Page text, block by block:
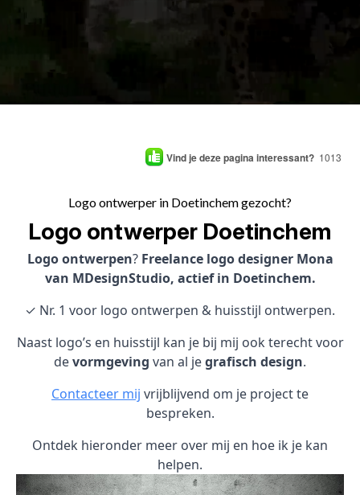
Vind je deze pagina interessant? 1013
Logo ontwerper in Doetinchem gezocht?
Logo ontwerper Doetinchem
Logo ontwerpen? Freelance logo designer Mona
van MDesignStudio, actief in Doetinchem.
✓ Nr. 1 voor logo ontwerpen & huisstijl ontwerpen.
Naast logo’s en huisstijl kan je bij mij ook terecht voor
devormgeving van al jegrafisch design.
Contacteer mij vrijblijvend om je project te
bespreken.
Ontdek hieronder meer over mij en hoe ik je kan
helpen.